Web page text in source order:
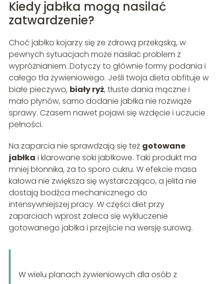
Kiedy jabłka mogą nasilać
zatwardzenie?
Choć jabłko kojarzy się ze zdrową przekąską, w
pewnych sytuacjach może nasilać problem z
wypróżnianiem. Dotyczy to głównie formy podania i
całego tła żywieniowego. Jeśli twoja dieta obfituje w
białe pieczywo, biały ryż, tłuste dania mączne i
mało płynów, samo dodanie jabłka nie rozwiąże
sprawy. Czasem nawet pojawi się wzdęcie i uczucie
pełności.
Na zaparcia nie sprawdzają się też gotowane
jabłka i klarowane soki jabłkowe. Taki produkt ma
mniej błonnika, za to sporo cukru. W efekcie masa
kałowa nie zwiększa się wystarczająco, a jelita nie
dostają bodźca mechanicznego do
intensywniejszej pracy. W części diet przy
zaparciach wprost zaleca się wykluczenie
gotowanego jabłka i przejście na wersję surową.
W wielu planach żywieniowych dla osób z